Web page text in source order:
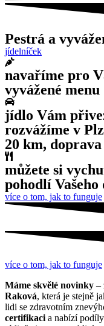
Pestrá a
jídelníček
navaříme pro
vyvážené menu
jídlo Vám
rozvážíme v
20 km, doprava
můžete si
pohodlí
více o tom, jak to funguje
více o tom, jak to funguje
Máme skvělé novinky –
Raková, která je stejně
lidi se zdravotním
certifikaci a nabízí